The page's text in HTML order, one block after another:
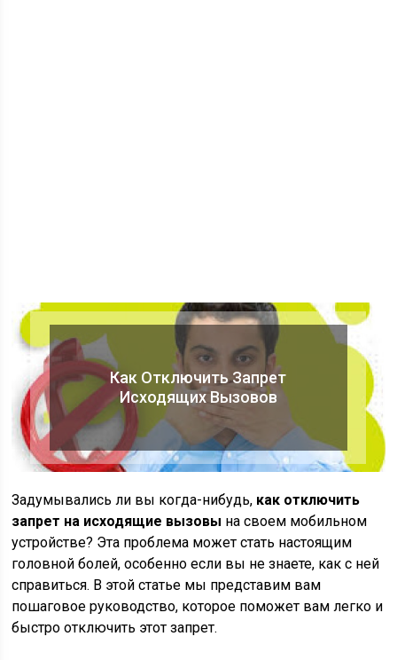
Как Отключить Запрет
Исходящих Вызовов
Задумывались ли вы когда-нибудь, как отключить
запрет на исходящие вызовы на своем мобильном
устройстве? Эта проблема может стать настоящим
головной болей, особенно если вы не знаете, как с ней
справиться. В этой статье мы представим вам
пошаговое руководство, которое поможет вам легко и
быстро отключить этот запрет.